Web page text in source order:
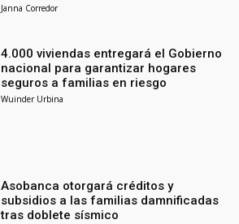
Janna Corredor
4.000 viviendas entregará el Gobierno
nacional para garantizar hogares
seguros a familias en riesgo
Wuinder Urbina
Asobanca otorgará créditos y
subsidios a las familias damnificadas
tras doblete sísmico